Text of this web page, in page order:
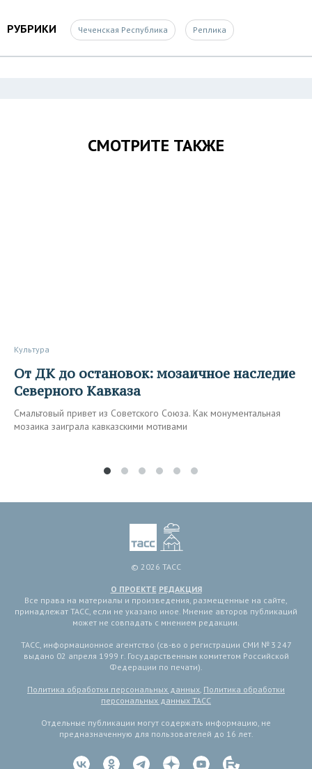
РУБРИКИ Чеченская Республика Реплика
СМОТРИТЕ ТАКЖЕ
Культура
От ДК до остановок: мозаичное наследие
Северного Кавказа
Смальтовый привет из Советского Союза. Как монументальная
мозаика заиграла кавказскими мотивами
© 2026 ТАСС
О ПРОЕКТЕ РЕДАКЦИЯ
Все права на материалы и произведения, размещенные на сайте,
принадлежат ТАСС, если не указано иное. Мнение авторов публикаций
может не совпадать с мнением редакции.
ТАСС, информационное агентство (св-во о регистрации СМИ № 3 247
выдано 02 апреля 1999 г. Государственным комитетом Российской
Федерации по печати).
Политика обработки персональных данных, Политика обработки
персональных данных ТАСС
Отдельные публикации могут содержать информацию, не
предназначенную для пользователей до 16 лет.